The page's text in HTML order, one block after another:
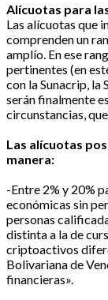
Alícuotas para
Las alícuotas que
comprenden un
amplío. En ese
pertinentes (en
con la Sunacrip, la
serán finalmente
circunstancias,
Las alícuotas
manera:
-Entre 2% y 20%
económicas sin
personas
distinta a la de
criptoactivos
Bolivariana de
financieras».